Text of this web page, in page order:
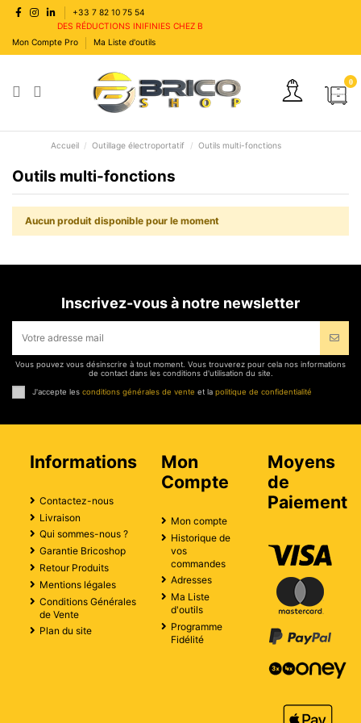
+33 7 82 10 75 54
DES RÉDUCTIONS INIFINIES CHEZ BRICOSHOP
Mon Compte Pro
Ma Liste d'outils
0
Accueil Outillage électroportatif Outils multi-fonctions
Outils multi-fonctions
Aucun produit disponible pour le moment
Inscrivez-vous à notre newsletter
Vous pouvez vous désinscrire à tout moment. Vous trouverez pour cela nos informations
de contact dans les conditions d'utilisation du site.
J'accepte les conditions générales de vente et la politique de confidentialité
Informations
Contactez-nous
Livraison
Qui sommes-nous ?
Garantie Bricoshop
Retour Produits
Mentions légales
Conditions Générales
de Vente
Plan du site
Mon
Compte
Mon compte
Historique de
vos
commandes
Adresses
Ma Liste
d'outils
Programme
Fidélité
Moyens
de
Paiement